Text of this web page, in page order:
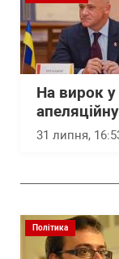
На вирок у
31 липня,
Політика